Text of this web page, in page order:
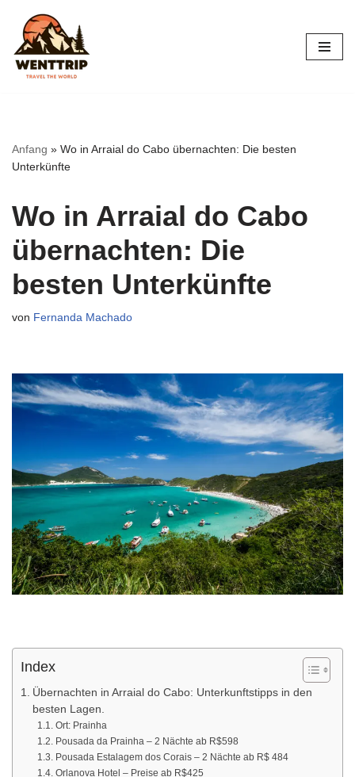
Zum
Inhalt
springen
Anfang » Wo in Arraial do Cabo übernachten: Die besten
Unterkünfte
Wo in Arraial do Cabo
übernachten: Die
besten Unterkünfte
von Fernanda Machado
Index
Übernachten in Arraial do Cabo: Unterkunftstipps in den
besten Lagen.
Ort: Prainha
Pousada da Prainha – 2 Nächte ab R$598
Pousada Estalagem dos Corais – 2 Nächte ab R$ 484
Orlanova Hotel – Preise ab R$425